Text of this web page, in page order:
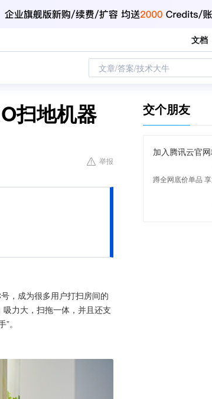
文档
文章/答案/技术大牛
扫地机器
举报
，成为很多用户打扫房间的
力大，扫拖一体，并且还支
。
交个朋友
加入腾讯云官
蹲全网底价单品